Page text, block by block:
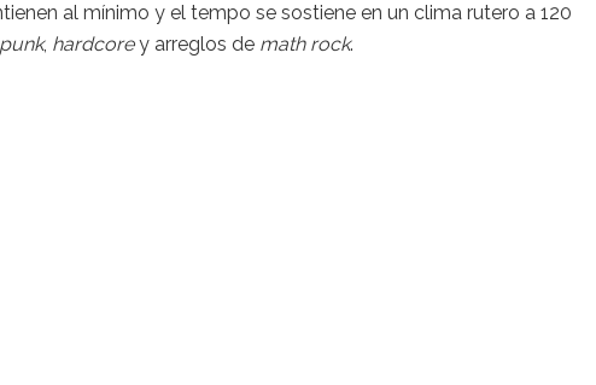
al mínimo y el tempo se sostiene en un clima rutero a 120
punk, hardcorey arreglos de math rock.